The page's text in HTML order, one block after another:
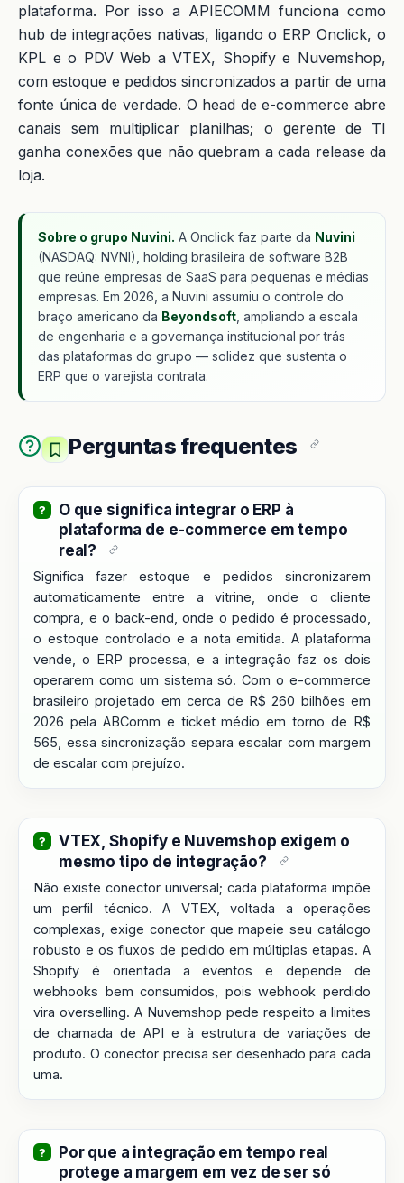
plataforma. Por isso a APIECOMM funciona como
hub de integrações nativas, ligando o ERP Onclick, o
KPL e o PDV Web a VTEX, Shopify e Nuvemshop,
com estoque e pedidos sincronizados a partir de uma
fonte única de verdade. O head de e-commerce abre
canais sem multiplicar planilhas; o gerente de TI
ganha conexões que não quebram a cada release da
loja.
Sobre o grupo Nuvini. A Onclick faz parte da Nuvini
(NASDAQ: NVNI), holding brasileira de software B2B
que reúne empresas de SaaS para pequenas e médias
empresas. Em 2026, a Nuvini assumiu o controle do
braço americano da Beyondsoft , ampliando a escala
de engenharia e a governança institucional por trás
das plataformas do grupo — solidez que sustenta o
ERP que o varejista contrata.
Perguntas frequentes
O que significa integrar o ERP à
plataforma de e-commerce em tempo
real?
Significa fazer estoque e pedidos sincronizarem
automaticamente entre a vitrine, onde o cliente
compra, e o back-end, onde o pedido é processado,
o estoque controlado e a nota emitida. A plataforma
vende, o ERP processa, e a integração faz os dois
operarem como um sistema só. Com o e-commerce
brasileiro projetado em cerca de R$ 260 bilhões em
2026 pela ABComm e ticket médio em torno de R$
565, essa sincronização separa escalar com margem
de escalar com prejuízo.
VTEX, Shopify e Nuvemshop exigem o
mesmo tipo de integração?
Não existe conector universal; cada plataforma impõe
um perfil técnico. A VTEX, voltada a operações
complexas, exige conector que mapeie seu catálogo
robusto e os fluxos de pedido em múltiplas etapas. A
Shopify é orientada a eventos e depende de
webhooks bem consumidos, pois webhook perdido
vira overselling. A Nuvemshop pede respeito a limites
de chamada de API e à estrutura de variações de
produto. O conector precisa ser desenhado para cada
uma.
Por que a integração em tempo real
protege a margem em vez de ser só